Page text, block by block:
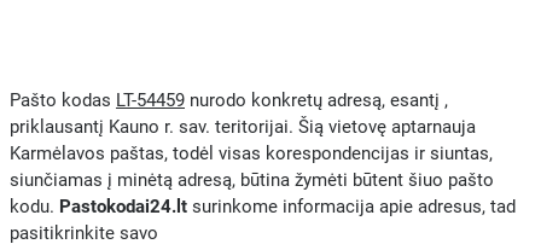
Pašto kodas LT-54459 nurodo konkretų adresą, esantį ,
priklausantį Kauno r. sav. teritorijai. Šią vietovę aptarnauja
Karmėlavos paštas, todėl visas korespondencijas ir siuntas,
siunčiamas į minėtą adresą, būtina žymėti būtent šiuo pašto
kodu. Pastokodai24.lt surinkome informacija apie adresus, tad
pasitikrinkite savo